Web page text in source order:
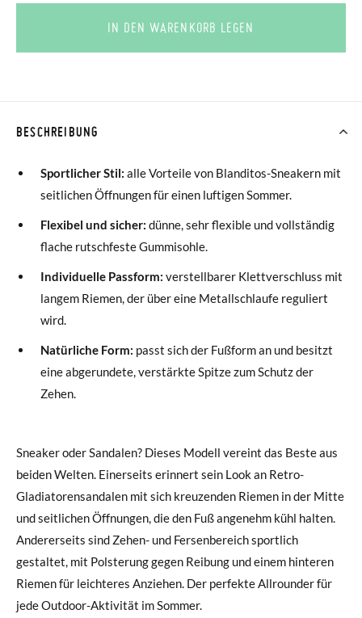
IN DEN WARENKORB LEGEN
BESCHREIBUNG
Sportlicher Stil: alle Vorteile von Blanditos-Sneakern mit
seitlichen Öffnungen für einen luftigen Sommer.
Flexibel und sicher: dünne, sehr flexible und vollständig
flache rutschfeste Gummisohle.
Individuelle Passform: verstellbarer Klettverschluss mit
langem Riemen, der über eine Metallschlaufe reguliert
wird.
Natürliche Form: passt sich der Fußform an und besitzt
eine abgerundete, verstärkte Spitze zum Schutz der
Zehen.
Sneaker oder Sandalen? Dieses Modell vereint das Beste aus
beiden Welten. Einerseits erinnert sein Look an Retro-
Gladiatorensandalen mit sich kreuzenden Riemen in der Mitte
und seitlichen Öffnungen, die den Fuß angenehm kühl halten.
Andererseits sind Zehen- und Fersenbereich sportlich
gestaltet, mit Polsterung gegen Reibung und einem hinteren
Riemen für leichteres Anziehen. Der perfekte Allrounder für
jede Outdoor-Aktivität im Sommer.